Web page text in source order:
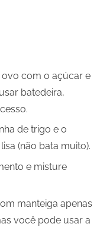
com o açúcar e
batedeira,
de trigo e o
(não bata muito).
e misture
manteiga apenas
você pode usar a